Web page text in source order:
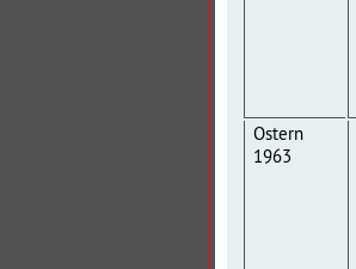
Ostern
1963